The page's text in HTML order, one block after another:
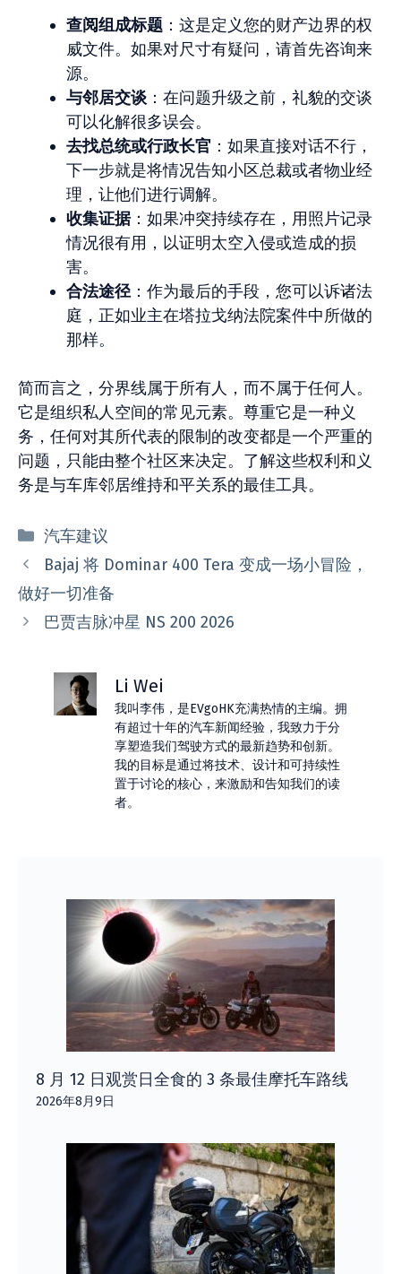
查阅组成标题 ：这是定义您的财产边界的权
威文件。如果对尺寸有疑问，请首先咨询来
源。
与邻居交谈 ：在问题升级之前，礼貌的交谈
可以化解很多误会。
去找总统或行政长官 ：如果直接对话不行，
下一步就是将情况告知小区总裁或者物业经
理，让他们进行调解。
收集证据：如果冲突持续存在，用照片记录
情况很有用，以证明太空入侵或造成的损
害。
合法途径：作为最后的手段，您可以诉诸法
庭，正如业主在塔拉戈纳法院案件中所做的
那样。
简而言之，分界线属于所有人，而不属于任何人。
它是组织私人空间的常见元素。尊重它是一种义
务，任何对其所代表的限制的改变都是一个严重的
问题，只能由整个社区来决定。了解这些权利和义
务是与车库邻居维持和平关系的最佳工具。
分
类
汽车建议
Bajaj 将 Dominar 400 Tera 变成一场小冒险，
做好一切准备
巴贾吉脉冲星 NS 200 2026
Li Wei
我叫李伟，是EVgoHK充满热情的主编。拥
有超过十年的汽车新闻经验，我致力于分
享塑造我们驾驶方式的最新趋势和创新。
我的目标是通过将技术、设计和可持续性
置于讨论的核心，来激励和告知我们的读
者。
8 月 12 日观赏日全食的 3 条最佳摩托车路线
2026年8月9日